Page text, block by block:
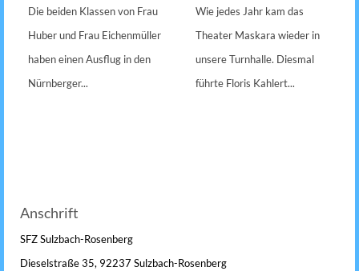
Die beiden Klassen von Frau
Huber und Frau Eichenmüller
haben einen Ausflug in den
Nürnberger...
Wie jedes Jahr kam das
Theater Maskara wieder in
unsere Turnhalle. Diesmal
führte Floris Kahlert...
Anschrift
SFZ Sulzbach-Rosenberg
Dieselstraße 35, 92237 Sulzbach-Rosenberg